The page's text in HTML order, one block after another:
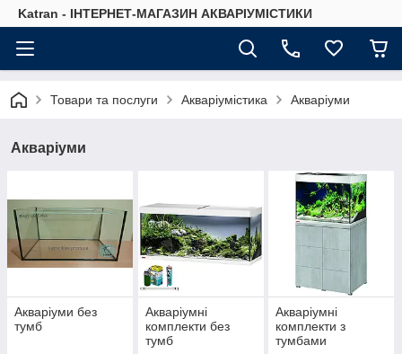
Katran - ІНТЕРНЕТ-МАГАЗИН АКВАРІУМІСТИКИ
Товари та послуги Акваріумістика Акваріуми
Акваріуми
Акваріуми без
тумб
Акваріумні
комплекти без
тумб
Акваріумні
комплекти з
тумбами